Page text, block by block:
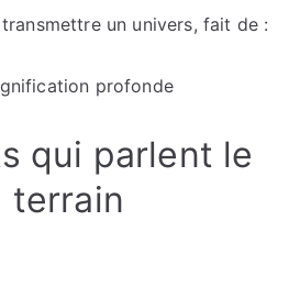
un univers, fait de :
profonde
qui parlent le
terrain